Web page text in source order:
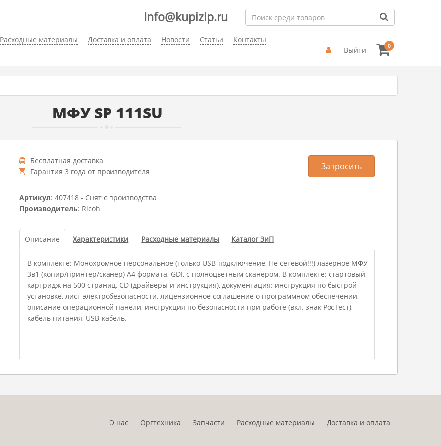
Расходные материалы Доставка и оплата Новости Статьи Контакты
Info@kupizip.ru
Выйти 0
МФУ SP 111SU
Бесплатная доставка
Гарантия 3 года от производителя
Артикул: 407418 - Снят с производства
Производитель: Ricoh
Запросить
Описание Характеристики Расходные материалы Каталог ЗиП
В комплекте: Монохромное персональное (только USB-подключение, Не сетевой!!!) лазерное МФУ
3в1 (копир/принтер/сканер) А4 формата, GDI, с полноцветным сканером. В комплекте: стартовый
картридж на 500 страниц, CD (драйверы и инструкция), документация: инструкция по быстрой
установке, лист электробезопасности, лицензионное соглашение о программном обеспечении,
описание операционной панели, инструкция по безопасности при работе (вкл. знак РосТест),
кабель питания, USB-кабель.
О нас Оргтехника Запчасти Расходные материалы Доставка и оплата